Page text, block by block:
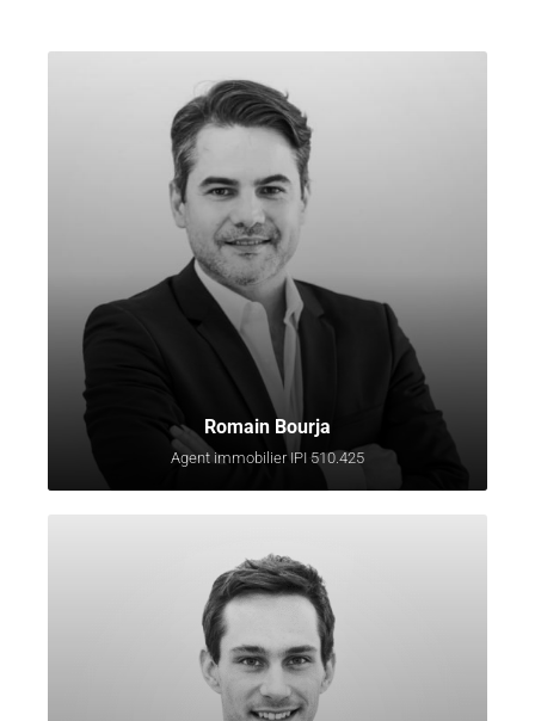
Romain Bourja
Agent immobilier IPI 510.425